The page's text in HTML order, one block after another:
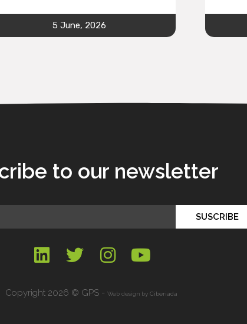
5 June, 2026
to our newsletter
SUSCRIBE
Copyright 2026 © GPS - Web design by Ciberiada